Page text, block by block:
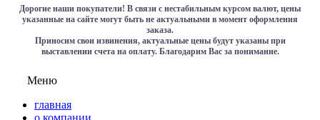
Дорогие наши покупатели! В связи с нестабильным курсом валют, цены
указанные на сайте могут быть не актуальными в момент оформления
заказа.
Приносим свои извинения, актуальные цены будут указаны при
выставлении счета на оплату. Благодарим Вас за понимание.
Меню
главная
о компании